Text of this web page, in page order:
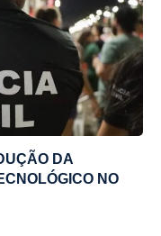
DA
NO